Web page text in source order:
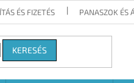
ÉS FIZETÉS PANASZOK ÉS
KERESÉS